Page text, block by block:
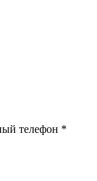
телефон *